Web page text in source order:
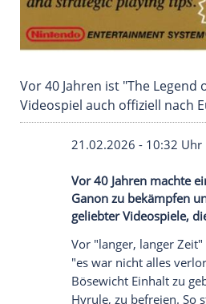
Vor 40 Jahren ist "The
Videospiel auch